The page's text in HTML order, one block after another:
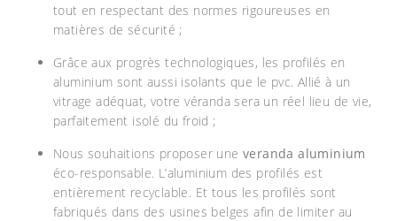
tout en respectant des normes rigoureuses en
matières de sécurité ;
Grâce aux progrès technologiques, les profilés en
aluminium sont aussi isolants que le pvc. Allié à un
vitrage adéquat, votre véranda sera un réel lieu de vie,
parfaitement isolé du froid ;
Nous souhaitions proposer une veranda aluminium
éco-responsable. L’aluminium des profilés est
entièrement recyclable. Et tous les profilés sont
fabriqués dans des usines belges afin de limiter au